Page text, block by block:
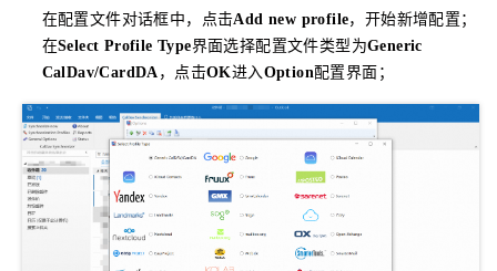
在配置文件对话框中，点击Add new profile，开始新增配置；
在Select Profile Type界面选择配置文件类型为Generic
CalDav/CardDA ，点击OK进入 Option配置界面；